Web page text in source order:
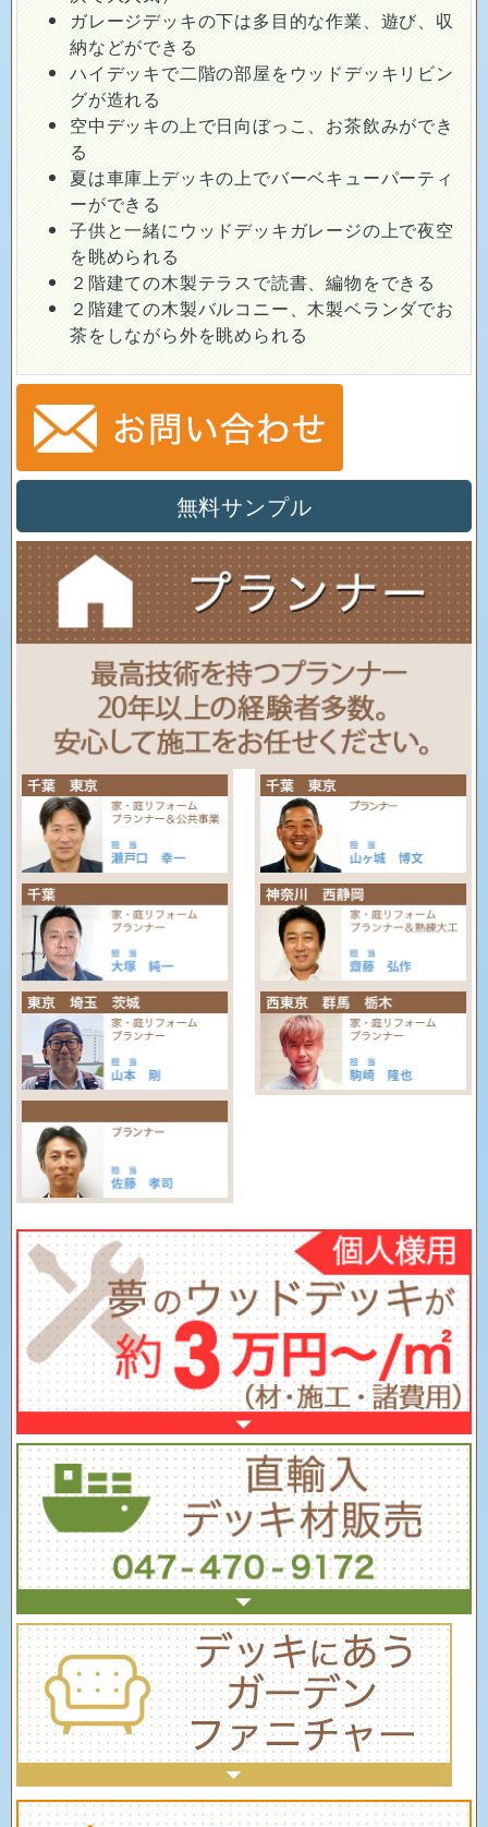
ガレージデッキの下は多目的な作業、遊び、収
納などができる
ハイデッキで二階の部屋をウッドデッキリビン
グが造れる
空中デッキの上で日向ぼっこ、お茶飲みができ
る
夏は車庫上デッキの上でバーベキューパーティ
ーができる
子供と一緒にウッドデッキガレージの上で夜空
を眺められる
２階建ての木製テラスで読書、編物をできる
２階建ての木製バルコニー、木製ベランダでお
茶をしながら外を眺められる
無料サンプル